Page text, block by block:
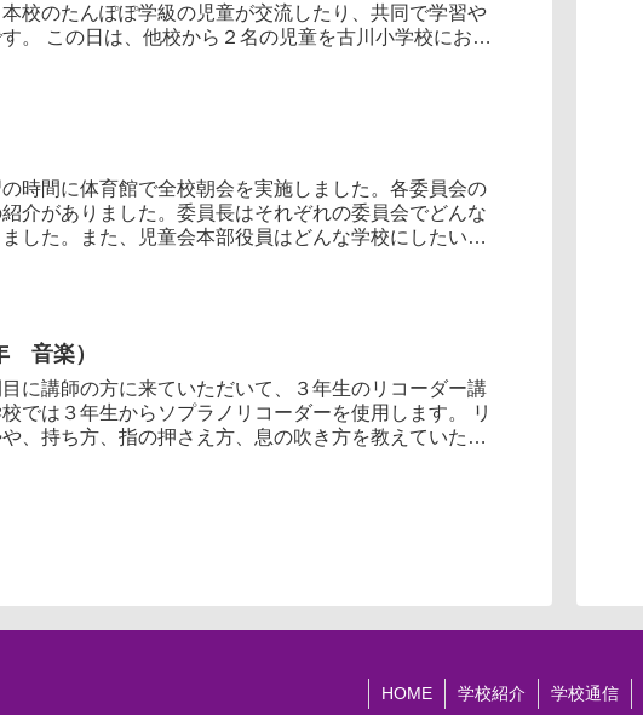
校のたんぽぽ学級の児童が交流したり、共同で学習や
校にお招
時間に体育館で全校朝会を実施しました。各委員会の
介がありました。委員長はそれぞれの委員会でどんな
した。また、児童会本部役員はどんな学校にしたいか
音楽）
に講師の方に来ていただいて、３年生のリコーダー講
では３年生からソプラノリコーダーを使用します。 リ
、持ち方、指の押さえ方、息の吹き方を教えていただ
HOME 学校紹介 学校通信